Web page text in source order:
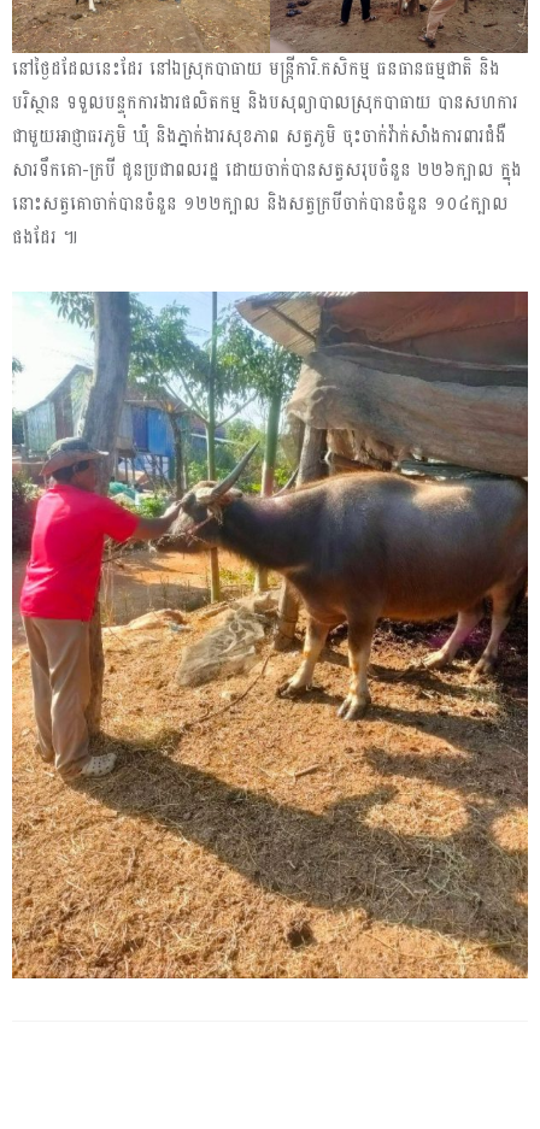
នៅថ្ងៃដដែលនេះដែរ នៅឯស្រុកបាធាយ មន្ត្រីការិ.កសិកម្ម ធនធានធម្មជាតិ និង
បរិស្ថាន ទទួលបន្ទុកការងារផលិតកម្ម និងបសុព្យាបាលស្រុកបាធាយ បានសហការ
ជាមួយអាជ្ញាធរភូមិ ឃុំ និងភ្នាក់ងារសុខភាព សត្វភូមិ ចុះចាក់វ៉ាក់សាំងការពារជំងឺ
សារទឹកគោ-ក្របី ជូនប្រជាពលរដ្ឋ ដោយចាក់បានសត្វសរុបចំនួន ២២៦ក្បាល ក្នុង
នោះសត្វគោចាក់បានចំនួន ១២២ក្បាល និងសត្វក្របីចាក់បានចំនួន ១០៤ក្បាល
ផងដែរ ៕